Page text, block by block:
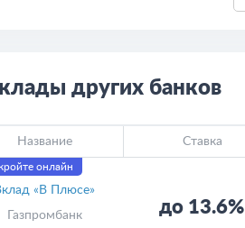
других банков
Название Ставка
онлайн
«В Плюсе»
Газпромбанк
до 13.6%